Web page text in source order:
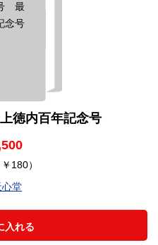
最
念号
内百年記念号
180）
心堂
入れる